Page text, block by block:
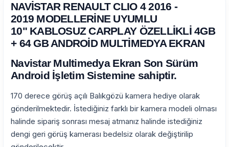
NAVİSTAR RENAULT CLIO 4 2016 -
2019 MODELLERİNE UYUMLU
10" KABLOSUZ CARPLAY ÖZELLİKLİ 4GB
+ 64 GB ANDROİD MULTİMEDYA EKRAN
Navistar Multimedya Ekran Son Sürüm
Android İşletim Sistemine sahiptir.
170 derece görüş açılı Balıkgözü kamera hediye olarak
gönderilmektedir. İstediğiniz farklı bir kamera modeli olması
halinde sipariş sonrası mesaj atmanız halinde istediğiniz
dengi geri görüş kamerası bedelsiz olarak değiştirilip